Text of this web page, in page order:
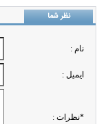
نظر شما
نام :
ايميل :
*نظرات :